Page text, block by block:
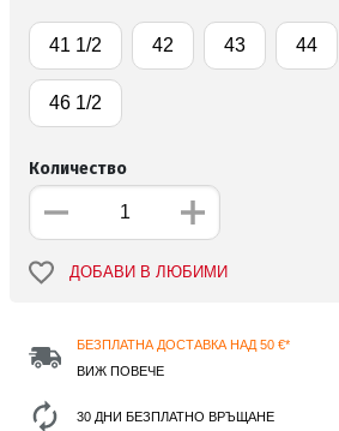
41 1/2 42 43 44
46 1/2
Количество
ДОБАВИ В ЛЮБИМИ
БЕЗПЛАТНА ДОСТАВКА НАД 50 €*
ВИЖ ПОВЕЧЕ
30 ДНИ БЕЗПЛАТНО ВРЪЩАНЕ